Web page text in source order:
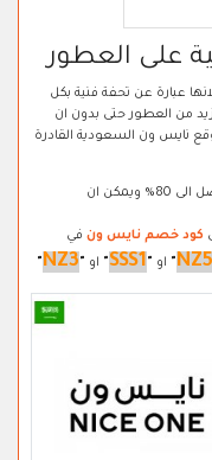
على العطور
عبارة عن تحفة فنية بكل
من العطور حتى بدون ان
نايس ون السعودية القادرة
عروض نايس ون الرمضانية على العطور تصل الى 80% ويمكن ان
كود خصم نايس ون في
NZ5
" او "
SSS1
" او "
NZ3
"